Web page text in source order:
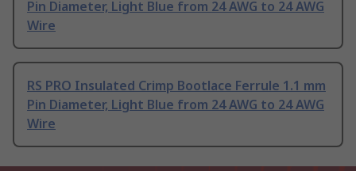
Pin Diameter, Light Blue from 24 AWG to 24 AWG
Wire
RS PRO Insulated Crimp Bootlace Ferrule 1.1 mm
Pin Diameter, Light Blue from 24 AWG to 24 AWG
Wire